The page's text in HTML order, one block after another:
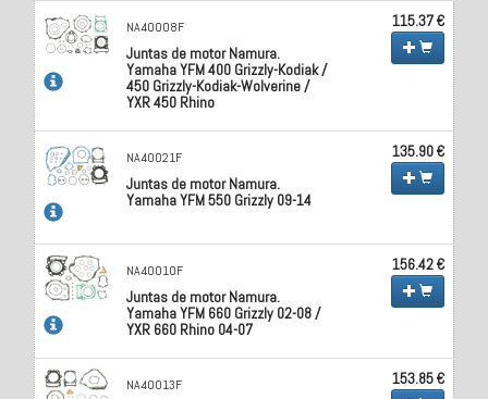
NA40008F
Juntas de motor Namura.
Yamaha YFM 400 Grizzly-Kodiak /
450 Grizzly-Kodiak-Wolverine /
YXR 450 Rhino
115.37 €
NA40021F
Juntas de motor Namura.
Yamaha YFM 550 Grizzly 09-14
135.90 €
NA40010F
Juntas de motor Namura.
Yamaha YFM 660 Grizzly 02-08 /
YXR 660 Rhino 04-07
156.42 €
NA40013F 153.85 €